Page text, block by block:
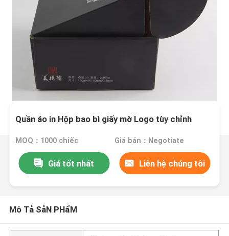
Quần áo in Hộp bao bì giấy mờ Logo tùy chỉnh
MOQ：1000 chiếc Giá bán：Negotiate
Giá tốt nhất Liên hệ chúng tôi
Mô Tả SảN PHẩM